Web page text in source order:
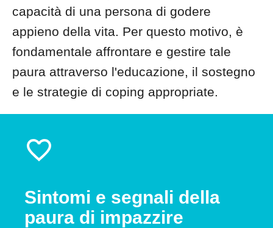
capacità di una persona di godere
appieno della vita. Per questo motivo, è
fondamentale affrontare e gestire tale
paura attraverso l'educazione, il sostegno
e le strategie di coping appropriate.
Sintomi e segnali della
paura di impazzire